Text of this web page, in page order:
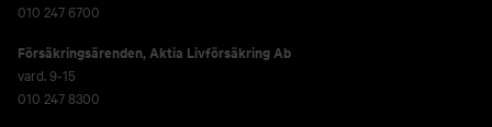
010 247 6700
Försäkringsärenden,Aktia Livförsäkring Ab
vard. 9-15
010 247 8300